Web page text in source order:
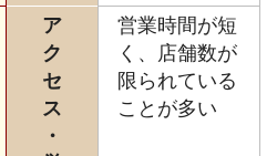
ア
ク
セ
ス
・
営業時間が短
く、店舗数が
限られている
ことが多い